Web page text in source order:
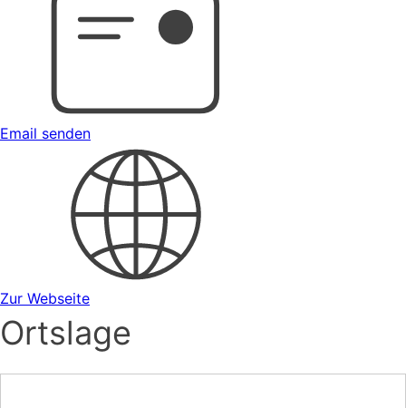
Email senden
Zur Webseite
Ortslage